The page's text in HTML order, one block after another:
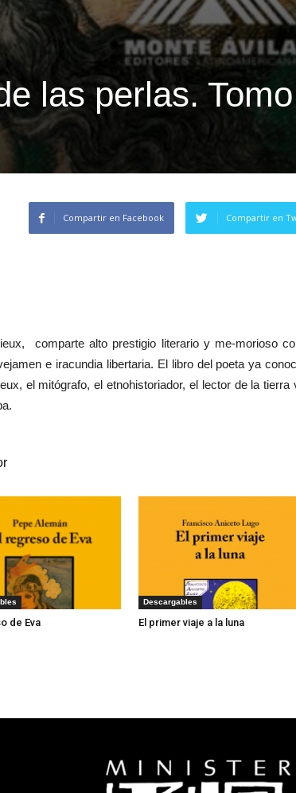
las perlas.
Compartir en Facebook Compartir en
comparte alto prestigio literario y me-morioso
e iracundia libertaria. El libro del poeta ya
el mitógrafo, el etnohistoriador, el lector de la
de Eva
Descargables
El primer viaje a la luna